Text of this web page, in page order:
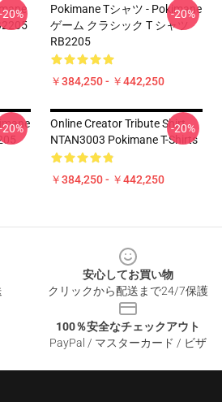
-20%
Pokimane Tシャツ - Pokimane
ゲーム クラシック T シャツ
RB2205
￥384,250 - ￥442,250
-20%
-20%
Online Creator Tribute Shirt
NTAN3003 Pokimane T-Shirts
￥384,250 - ￥442,250
-20%
安心してお買い物
クリックから配送まで24/7保護
100％安全なチェックアウト
PayPal / マスターカード / ビザ